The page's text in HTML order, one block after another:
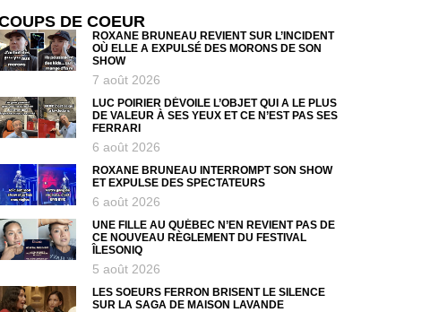
DE COEUR
ROXANE BRUNEAU REVIENT SUR L’INCIDENT
OÙ ELLE A EXPULSÉ DES MORONS DE SON
SHOW
7 août 2026
LUC POIRIER DÉVOILE L’OBJET QUI A LE PLUS
DE VALEUR À SES YEUX ET CE N’EST PAS SES
FERRARI
6 août 2026
ROXANE BRUNEAU INTERROMPT SON SHOW
ET EXPULSE DES SPECTATEURS
6 août 2026
UNE FILLE AU QUÉBEC N’EN REVIENT PAS DE
CE NOUVEAU RÈGLEMENT DU FESTIVAL
ÎLESONIQ
5 août 2026
LES SOEURS FERRON BRISENT LE SILENCE
SUR LA SAGA DE MAISON LAVANDE